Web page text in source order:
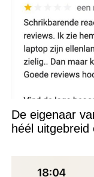
De eigenaar
héél